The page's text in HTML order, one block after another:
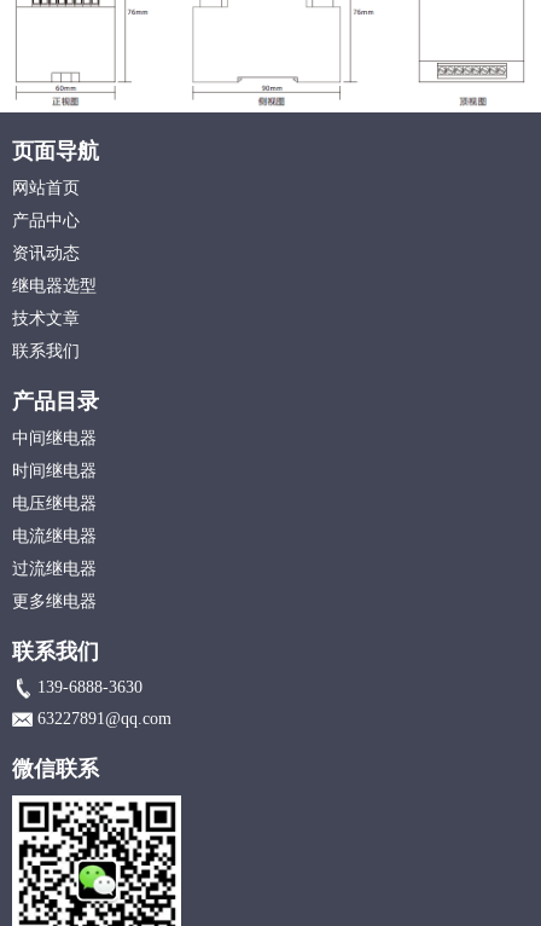
页面导航
网站首页
产品中心
资讯动态
继电器选型
技术文章
联系我们
产品目录
中间继电器
时间继电器
电压继电器
电流继电器
过流继电器
更多继电器
联系我们
139-6888-3630
63227891@qq.com
微信联系